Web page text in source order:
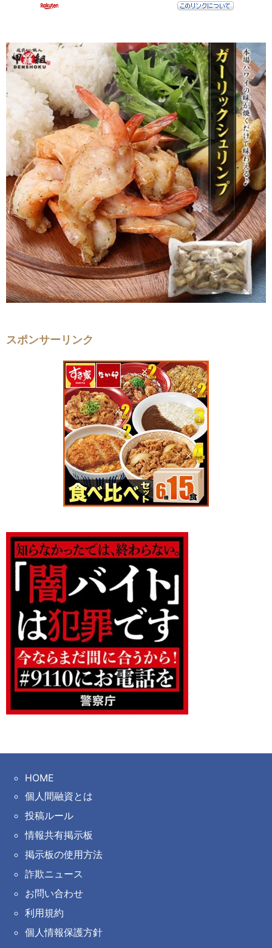
スポンサーリンク
HOME
個人間融資とは
投稿ルール
情報共有掲示板
掲示板の使用方法
詐欺ニュース
お問い合わせ
利用規約
個人情報保護方針